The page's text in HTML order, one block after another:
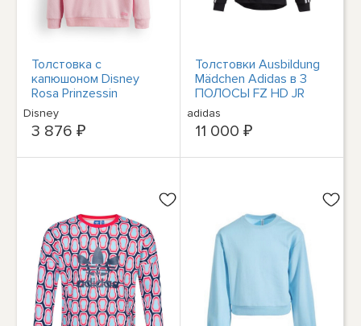
Толстовка с
капюшоном Disney
Rosa Prinzessin
Mädchen
Disney
3 876 ₽
Толстовки Ausbildung
Mädchen Adidas в 3
ПОЛОСЫ FZ HD JR
GE0950 Schwarz
adidas
11 000 ₽